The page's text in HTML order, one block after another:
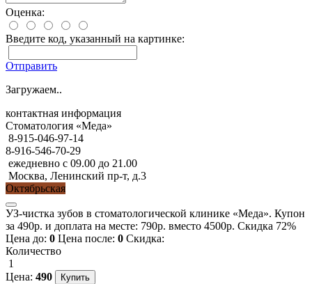
Оценка:
Введите код, указанный на картинке:
Отправить
Загружаем..
контактная информация
Стоматология «Меда»
8-915-046-97-14
8-916-546-70-29
ежедневно с 09.00 до 21.00
Москва, Ленинский пр-т, д.3
Октябрьская
УЗ-чистка зубов в стоматологической клинике «Меда». Купон
за 490р. и доплата на месте: 790р. вместо 4500р. Скидка 72%
Цена до: 0 Цена после: 0 Скидка:
Количество
1
Цена: 490